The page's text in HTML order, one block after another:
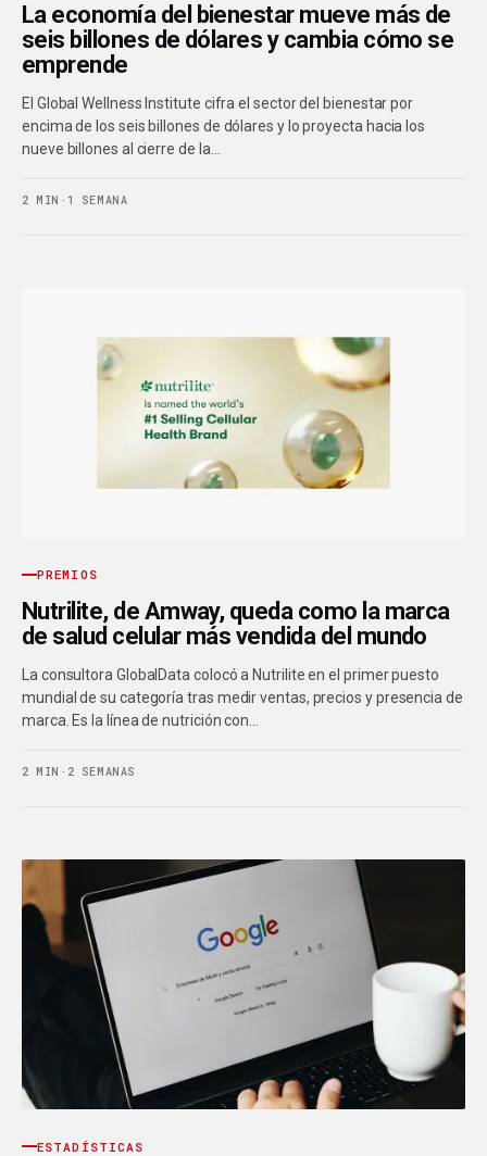
La economía del bienestar mueve más de
seis billones de dólares y cambia cómo se
emprende
El Global Wellness Institute cifra el sector del bienestar por
encima de los seis billones de dólares y lo proyecta hacia los
nueve billones al cierre de la…
2 MIN · 1 SEMANA
PREMIOS
Nutrilite, de Amway, queda como la marca
de salud celular más vendida del mundo
La consultora GlobalData colocó a Nutrilite en el primer puesto
mundial de su categoría tras medir ventas, precios y presencia de
marca. Es la línea de nutrición con…
2 MIN · 2 SEMANAS
ESTADÍSTICAS